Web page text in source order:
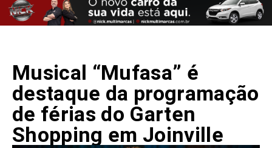
Musical “Mufasa” é
destaque da programação
de férias do Garten
Shopping em Joinville